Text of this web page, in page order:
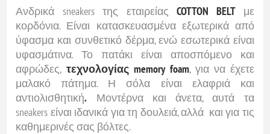
Ανδρικά sneakers της εταιρείας COTTON BELT με
κορδόνια. Είναι κατασκευασμένα εξωτερικά από
ύφασμα και συνθετικό δέρμα, ενώ εσωτερικά είναι
υφασμάτινα. Το πατάκι είναι αποσπόμενο και
αφρώδες, τεχνολογίας memory foam, για να έχετε
μαλακό πάτημα. Η σόλα είναι ελαφριά και
αντιολισθητική. Μοντέρνα και άνετα, αυτά τα
sneakers είναι ιδανικά για τη δουλειά, αλλά και για τις
καθημερινές σας βόλτες.